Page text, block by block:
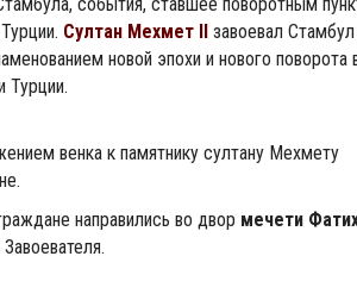
Султан Мехмет II завоевал Стамбул
новой эпохи и нового поворота
Турции.
венка к памятнику султану Мехмету
направились во двор мечети